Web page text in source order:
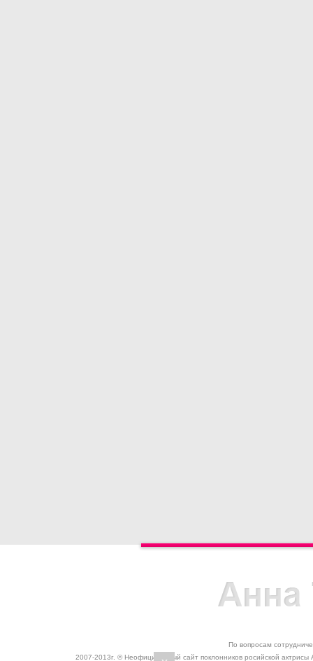
По вопросам
2007-2013г. © Неофициальный сайт поклонников росийской